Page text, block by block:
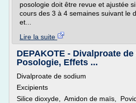
posologie doit être revue et ajustée
cours des 3 à 4 semaines suivant le
et...
Lire la suite
DEPAKOTE - Divalproate
Posologie, Effets ...
Divalproate de sodium
Excipients
Silice dioxyde, Amidon de maïs,